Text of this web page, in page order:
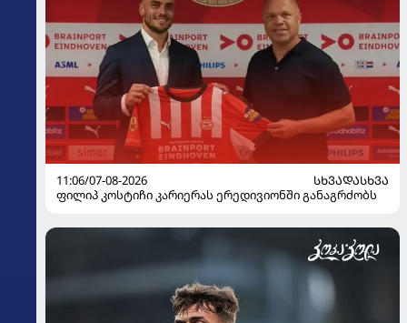
11:06/07-08-2026
ᲡᲮᲕᲐᲓᲐᲡᲮᲕᲐ
ფილიპ კოსტიჩი კარიერას ერედივიონში განაგრძობს